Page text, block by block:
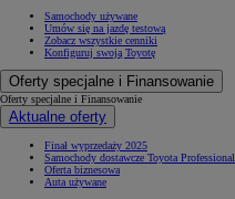
Samochody używane
Umów się na jazdę testową
Zobacz wszystkie cenniki
Konfiguruj swoją Toyotę
Oferty specjalne i Finansowanie
Oferty specjalne i Finansowanie
Aktualne oferty
Finał wyprzedaży 2025
Samochody dostawcze Toyota Professional
Oferta biznesowa
Auta używane